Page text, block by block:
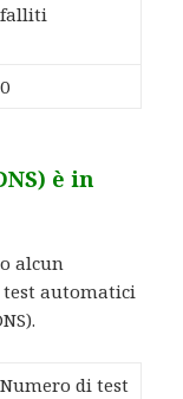
falliti
0
è in
alcun
test automatici
Numero di test